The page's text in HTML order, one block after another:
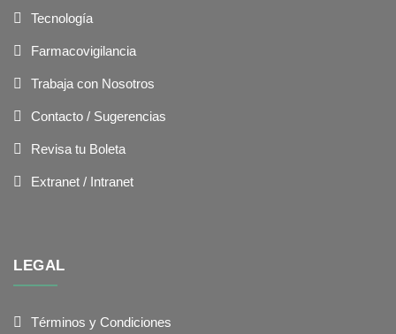
Tecnología
Farmacovigilancia
Trabaja con Nosotros
Contacto / Sugerencias
Revisa tu Boleta
Extranet / Intranet
LEGAL
Términos y Condiciones